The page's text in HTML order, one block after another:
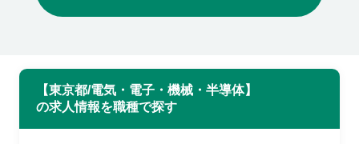
【東京都/電気・電子・機械・半導体】
の求人情報を職種で探す